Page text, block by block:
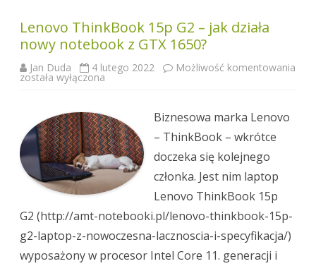
Lenovo ThinkBook 15p G2 – jak działa
nowy notebook z GTX 1650?
Jan Duda 4 lutego 2022 Możliwość komentowania
Lenovo
ThinkBook
jak
działa
nowy
notebook
z
GTX
1650?
została wyłączona
Biznesowa marka Lenovo
– ThinkBook – wkrótce
doczeka się kolejnego
członka. Jest nim laptop
Lenovo ThinkBook 15p
G2 (http://amt-notebooki.pl/lenovo-thinkbook-15p-
g2-laptop-z-nowoczesna-lacznoscia-i-specyfikacja/)
wyposażony w procesor Intel Core 11. generacji i